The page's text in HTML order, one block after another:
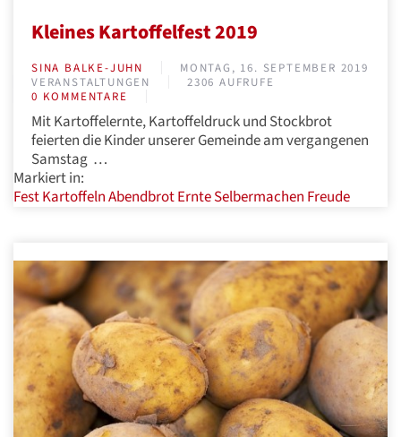
Kleines Kartoffelfest 2019
SINA BALKE-JUHN
MONTAG, 16. SEPTEMBER 2019
VERANSTALTUNGEN
2306 AUFRUFE
0 KOMMENTARE
Mit Kartoffelernte, Kartoffeldruck und Stockbrot
feierten die Kinder unserer Gemeinde am vergangenen
Samstag …
Markiert in:
FestKartoffelnAbendbrotErnteSelbermachen Freude